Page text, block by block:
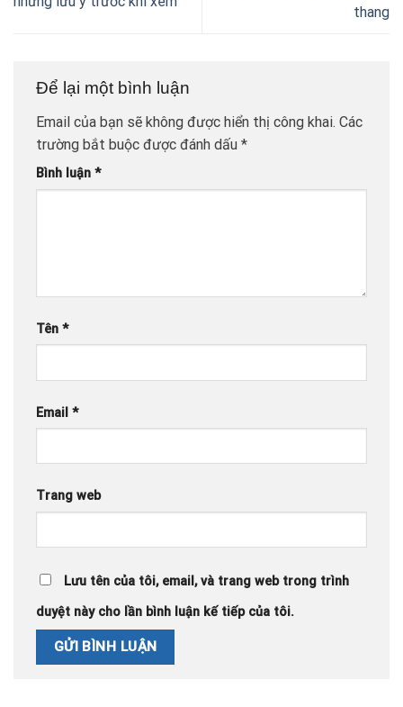
thang
Để lại một bình luận
Email của bạn sẽ không được hiển thị công khai. Các
trường bắt buộc được đánh dấu *
Bình luận *
Tên *
Email *
Trang web
Lưu tên của tôi, email, và trang web trong trình
duyệt này cho lần bình luận kế tiếp của tôi.